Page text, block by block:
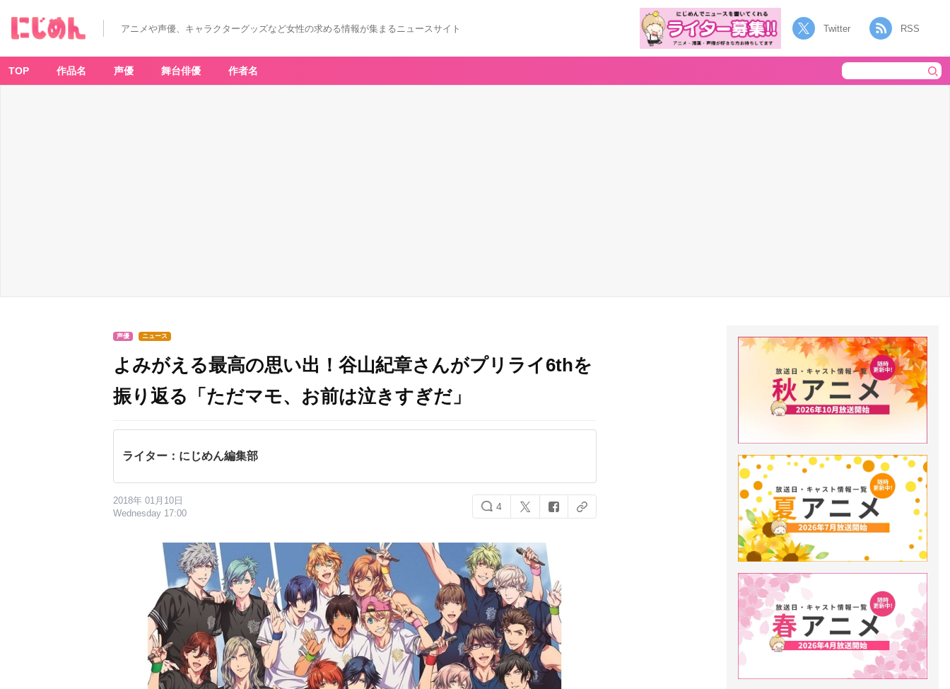
アニメや声優、キャラクターグッズなど女性の求める情報が集まるニュースサイト Twitter RSS
TOP 作品名 声優 舞台俳優 作者名
声優 ニュース
よみがえる最高の思い出！谷山紀章さんがプリライ6thを
振り返る「ただマモ、お前は泣きすぎだ」
ライター：にじめん編集部
2018年 01月10日
Wednesday 17:00
4